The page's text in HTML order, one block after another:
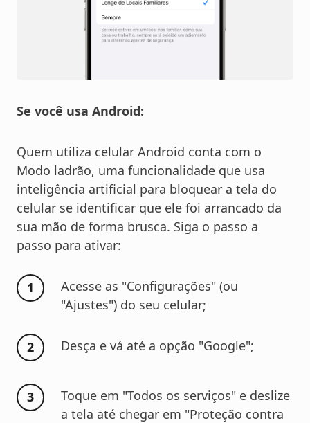
Se você usa Android:
Quem utiliza celular Android conta com o
Modo ladrão, uma funcionalidade que usa
inteligência artificial para bloquear a tela do
celular se identificar que ele foi arrancado da
sua mão de forma brusca. Siga o passo a
passo para ativar:
Acesse as "Configurações" (ou
"Ajustes") do seu celular;
Desça e vá até a opção "Google";
Toque em "Todos os serviços" e deslize
a tela até chegar em "Proteção contra